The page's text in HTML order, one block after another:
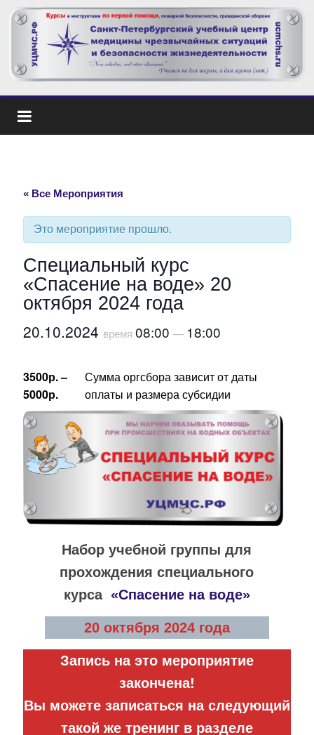
« Все Мероприятия
Это мероприятие прошло.
Специальный курс
«Спасение на воде» 20
октября 2024 года
20.10.2024 время08:00— 18:00
3500р. –
5000р.
Сумма оргсбора зависит от даты
оплаты и размера субсидии
Набор учебной группы для
прохождения специального
курса «Спасение на воде»
20 октября 2024 года
Запись на это мероприятие
закончена!
Вы можете записаться на следующий
такой же тренинг в разделе